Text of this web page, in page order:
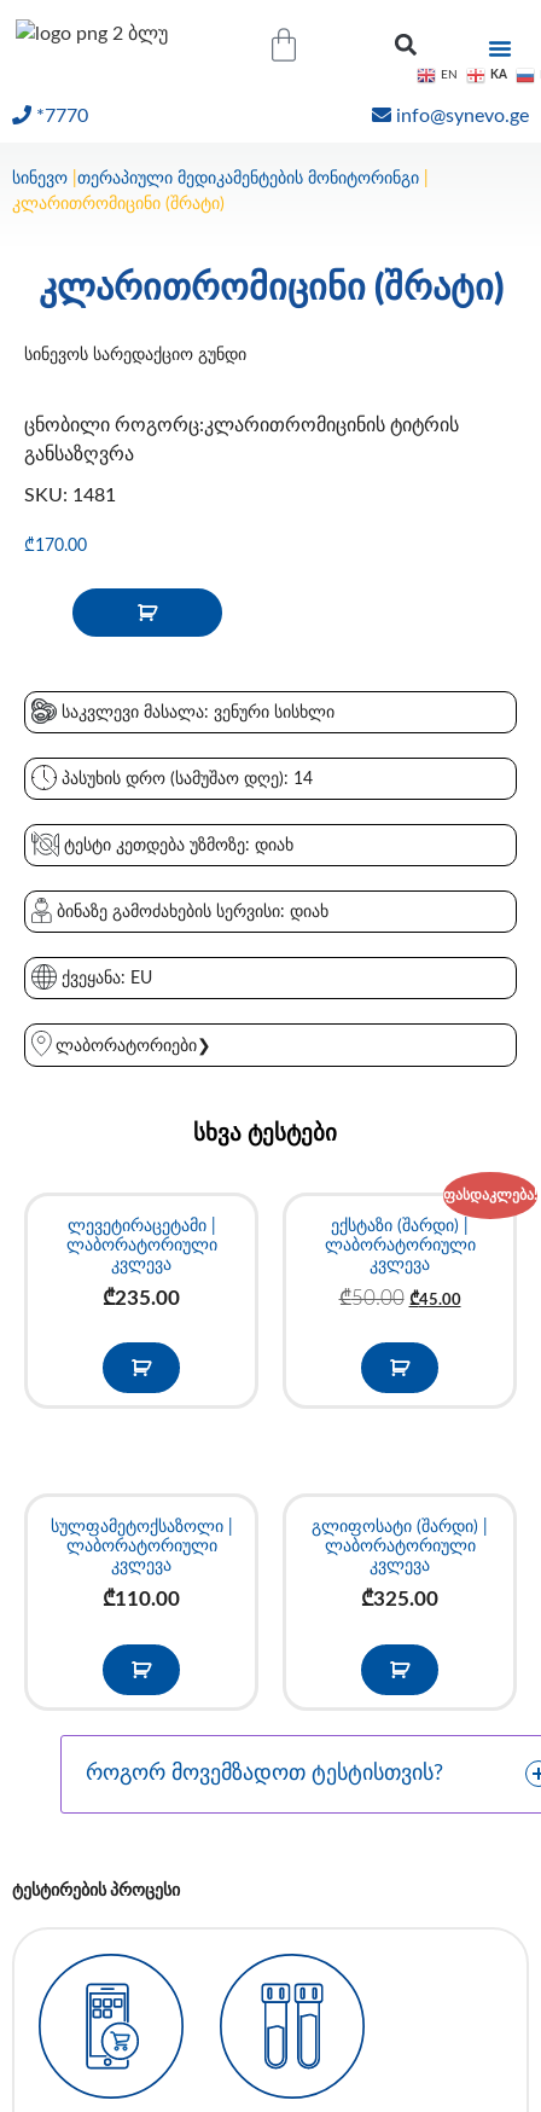
*7770 info@synevo.ge
სინევო თერაპიული მედიკამენტების მონიტორინგი
კლარითრომიცინი (შრატი)
კლარითრომიცინი (შრატი)
სინევოს სარედაქციო გუნდი
ცნობილი როგორც:კლარითრომიცინის ტიტრის
განსაზღვრა
SKU: 1481
₾170.00
საკვლევი მასალა: ვენური სისხლი
პასუხის დრო (სამუშაო დღე): 14
ტესტი კეთდება უზმოზე: დიახ
ბინაზე გამოძახების სერვისი: დიახ
ქვეყანა: EU
ლაბორატორიები❯
სხვა ტესტები
ლევეტირაცეტამი |
ლაბორატორიული
კვლევა
₾235.00
ფასდაკლება!
ექსტაზი (შარდი) |
ლაბორატორიული
კვლევა
₾50.00 ₾45.00
სულფამეტოქსაზოლი |
ლაბორატორიული
კვლევა
₾110.00
გლიფოსატი (შარდი) |
ლაბორატორიული
კვლევა
₾325.00
როგორ მოვემზადოთ ტესტისთვის?
ტესტირების პროცესი
EN KA